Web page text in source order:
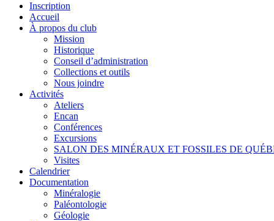
Inscription
Accueil
À propos du club
Mission
Historique
Conseil d’administration
Collections et outils
Nous joindre
Activités
Ateliers
Encan
Conférences
Excursions
SALON DES MINÉRAUX ET FOSSILES DE
Visites
Calendrier
Documentation
Minéralogie
Paléontologie
Géologie